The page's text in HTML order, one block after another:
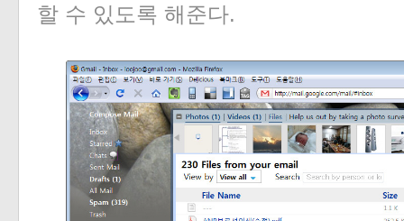
할 수 있도록 해준다.